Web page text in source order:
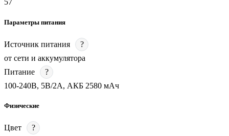
57
Параметры питания
Источник питания
?
от сети и аккумулятора
Питание
?
100-240В, 5В/2А, АКБ 2580 мАч
Физические
Цвет
?